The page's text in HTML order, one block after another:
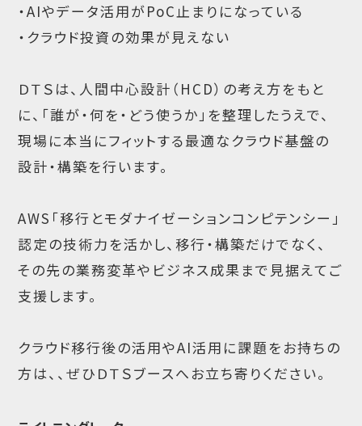
・AIやデータ活用がPoC止まりになっている
・クラウド投資の効果が見えない
ＤＴＳは、人間中心設計（HCD）の考え方をもと
に、「誰が・何を・どう使うか」を整理したうえで、
現場に本当にフィットする最適なクラウド基盤の
設計・構築を行います。
AWS「移行とモダナイゼーションコンピテンシー」
認定の技術力を活かし、移行・構築だけでなく、
その先の業務変革やビジネス成果まで見据えてご
支援します。
クラウド移行後の活用やAI活用に課題をお持ちの
方は、、ぜひＤＴＳブースへお立ち寄りください。